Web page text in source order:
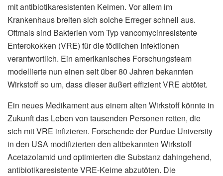
mit antibiotikaresistenten Keimen. Vor allem im
Krankenhaus breiten sich solche Erreger schnell aus.
Oftmals sind Bakterien vom Typ vancomycinresistente
Enterokokken (VRE) für die tödlichen Infektionen
verantwortlich. Ein amerikanisches Forschungsteam
modellierte nun einen seit über 80 Jahren bekannten
Wirkstoff so um, dass dieser äußert effizient VRE abtötet.
Ein neues Medikament aus einem alten Wirkstoff könnte in
Zukunft das Leben von tausenden Personen retten, die
sich mit VRE infizieren. Forschende der Purdue University
in den USA modifizierten den altbekannten Wirkstoff
Acetazolamid und optimierten die Substanz dahingehend,
antibiotikaresistente VRE-Keime abzutöten. Die